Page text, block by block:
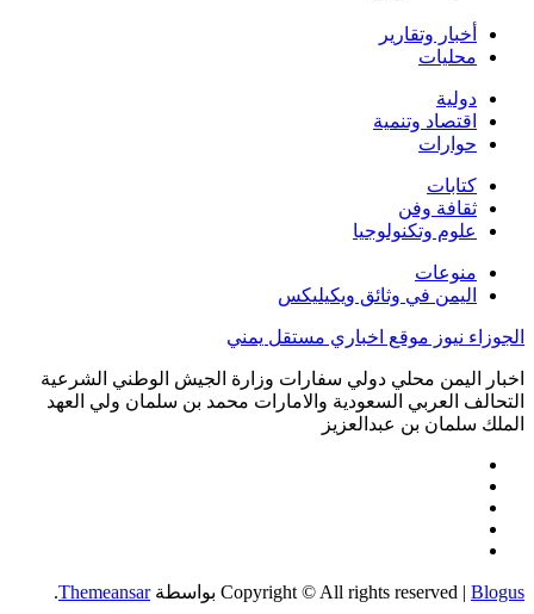
أخبار وتقارير
محليات
دولية
اقتصاد وتنمية
حوارات
كتابات
ثقافة وفن
علوم وتكنولوجيا
منوعات
اليمن في وثائق ويكيليكس
الجوزاء نيوز موقع اخباري مستقل يمني
اخبار اليمن محلي دولي سفارات وزارة الجيش الوطني الشرعية
التحالف العربي السعودية والامارات محمد بن سلمان ولي العهد
الملك سلمان بن عبدالعزيز
Copyright © All rights reserved Blogus بواسطةThemeansar
.